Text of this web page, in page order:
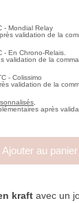
- Mondial Relay
validation de la
- En Chrono-Relais.
validation de la
- Colissimo
validation de la
après
Ajouter au panier
kraft avec un